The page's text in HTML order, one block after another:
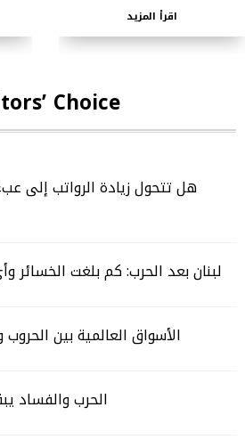
اقرأ المزيد
Choice
هل تتحول زيادة الرواتب إلى
لبنان بعد الحرب: كم بلغت الخسائر
الأسواق العالمية بين
“الحرب والفساد